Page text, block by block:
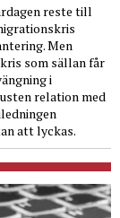
reste till
Men
som sällan får
i
relation med
att lyckas.